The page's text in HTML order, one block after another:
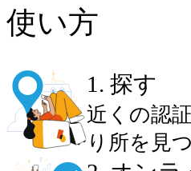
使い方
1 . 探す
近くの認
り所を見